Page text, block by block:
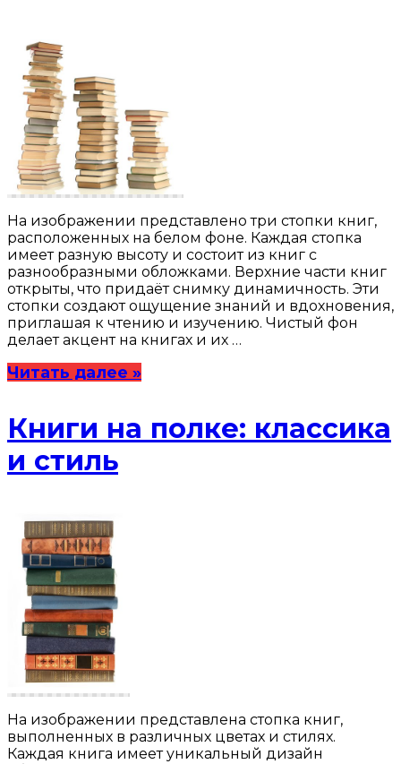
На изображении представлено три стопки книг,
расположенных на белом фоне. Каждая стопка
имеет разную высоту и состоит из книг с
разнообразными обложками. Верхние части книг
открыты, что придаёт снимку динамичность. Эти
стопки создают ощущение знаний и вдохновения,
приглашая к чтению и изучению. Чистый фон
делает акцент на книгах и их …
Читать далее »
Книги на полке: классика
и стиль
На изображении представлена стопка книг,
выполненных в различных цветах и стилях.
Каждая книга имеет уникальный дизайн